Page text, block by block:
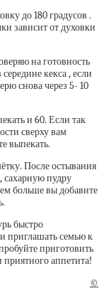
до 180 градусов .
зависит от духовки
на готовность
кекса , если
снова через 5- 10
и 60. Если так
сверху вам
выпекать.
После остывания
сахарную пудру
больше вы добавите
быстро
приглашать семью к
приготовить
аппетита!
©